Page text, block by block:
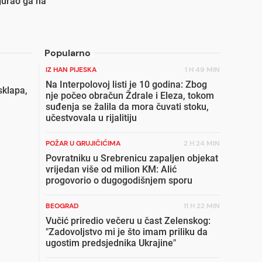
Popularno
IZ HAN PIJESKA 1 H 49 MIN
Na Interpolovoj listi je 10 godina: Zbog
nje počeo obračun Ždrale i Eleza, tokom
suđenja se žalila da mora čuvati stoku,
učestvovala u rijalitiju
POŽAR U GRUJIČIĆIMA 2 H 24 MIN
Povratniku u Srebrenicu zapaljen objekat
vrijedan više od milion KM: Alić
progovorio o dugogodišnjem sporu
BEOGRAD 11 H 22 MIN
Vučić priredio večeru u čast Zelenskog:
"Zadovoljstvo mi je što imam priliku da
ugostim predsjednika Ukrajine"